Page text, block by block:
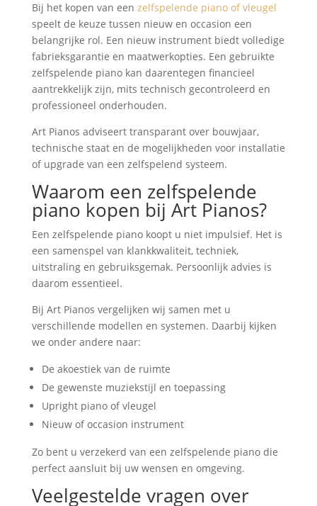
Bij het kopen van een zelfspelende piano of vleugel
speelt de keuze tussen nieuw en occasion een
belangrijke rol. Een nieuw instrument biedt volledige
fabrieksgarantie en maatwerkopties. Een gebruikte
zelfspelende piano kan daarentegen financieel
aantrekkelijk zijn, mits technisch gecontroleerd en
professioneel onderhouden.
Art Pianos adviseert transparant over bouwjaar,
technische staat en de mogelijkheden voor installatie
of upgrade van een zelfspelend systeem.
Waarom een zelfspelende
piano kopen bij Art Pianos?
Een zelfspelende piano koopt u niet impulsief. Het is
een samenspel van klankkwaliteit, techniek,
uitstraling en gebruiksgemak. Persoonlijk advies is
daarom essentieel.
Bij Art Pianos vergelijken wij samen met u
verschillende modellen en systemen. Daarbij kijken
we onder andere naar:
De akoestiek van de ruimte
De gewenste muziekstijl en toepassing
Upright piano of vleugel
Nieuw of occasion instrument
Zo bent u verzekerd van een zelfspelende piano die
perfect aansluit bij uw wensen en omgeving.
Veelgestelde vragen over